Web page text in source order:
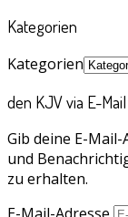
Kategorien
Kategorien
den KJV via E-
Gib deine E-
und
zu erhalten.